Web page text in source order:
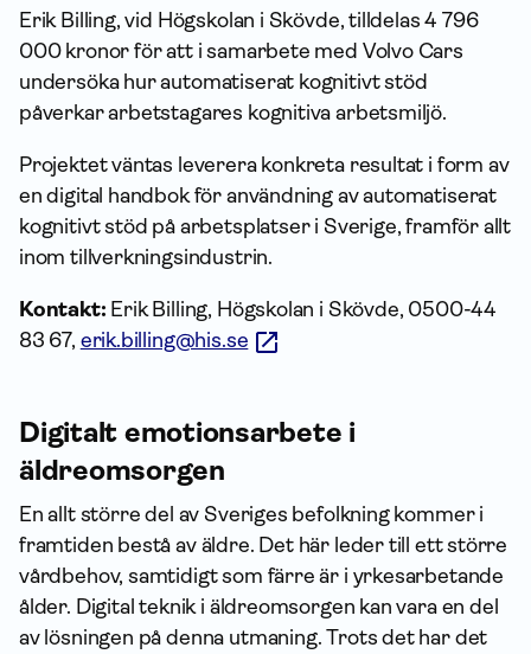
Erik Billing, vid Högskolan i Skövde, tilldelas 4 796
000 kronor för att i samarbete med Volvo Cars
undersöka hur automatiserat kognitivt stöd
påverkar arbetstagares kognitiva arbetsmiljö.
Projektet väntas leverera konkreta resultat i form av
en digital handbok för användning av automatiserat
kognitivt stöd på arbetsplatser i Sverige, framför allt
inom tillverkningsindustrin.
Kontakt: Erik Billing, Högskolan i Skövde, 0500-44
83 67, erik.billing@his.se
Digitalt emotionsarbete i
äldreomsorgen
En allt större del av Sveriges befolkning kommer i
framtiden bestå av äldre. Det här leder till ett större
vårdbehov, samtidigt som färre är i yrkesarbetande
ålder. Digital teknik i äldreomsorgen kan vara en del
av lösningen på denna utmaning. Trots det har det